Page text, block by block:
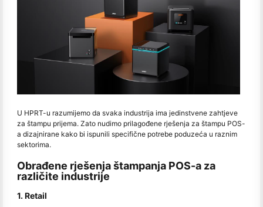
U HPRT-u razumijemo da svaka industrija ima jedinstvene zahtjeve
za štampu prijema. Zato nudimo prilagođene rješenja za štampu POS-
a dizajnirane kako bi ispunili specifične potrebe poduzeća u raznim
sektorima.
Obrađene rješenja štampanja POS-a za
različite industrije
1. Retail